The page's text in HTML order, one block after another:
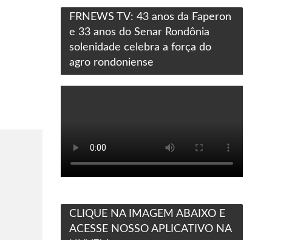
FRNEWS TV: 43 anos da Faperon
e 33 anos do Senar Rondônia
solenidade celebra a força do
agro rondoniense
CLIQUE NA IMAGEM ABAIXO E
ACESSE NOSSO APLICATIVO NA